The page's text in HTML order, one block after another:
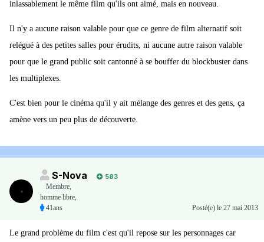
inlassablement le même film qu'ils ont aimé, mais en nouveau.
Il n'y a aucune raison valable pour que ce genre de film alternatif soit
relégué à des petites salles pour érudits, ni aucune autre raison valable
pour que le grand public soit cantonné à se bouffer du blockbuster dans
les multiplexes.
C'est bien pour le cinéma qu'il y ait mélange des genres et des gens, ça
amène vers un peu plus de découverte.
S-Nova
583
Membre,
homme libre,
41ans
Posté(e) le 27 mai 2013
Le grand problème du film c'est qu'il repose sur les personnages car